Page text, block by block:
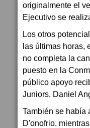
originalmente el
Ejecutivo se
Los otros
las últimas horas,
no completa la
puesto en la
público apoyo
Juniors, Daniel
También se había
D'onofrio,